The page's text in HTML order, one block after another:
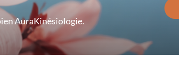
AuraKinésiologie.